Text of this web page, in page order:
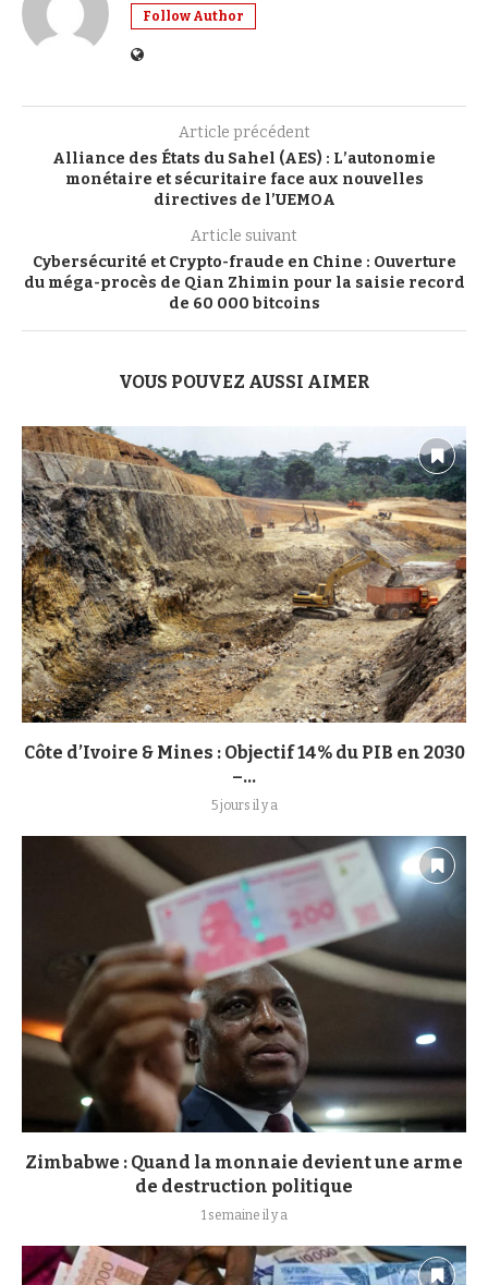
Follow Author
Article précédent
Alliance des États du Sahel (AES) : L’autonomie
monétaire et sécuritaire face aux nouvelles
directives de l’UEMOA
Article suivant
Cybersécurité et Crypto-fraude en Chine : Ouverture
du méga-procès de Qian Zhimin pour la saisie record
de 60 000 bitcoins
VOUS POUVEZ AUSSI AIMER
Côte d’Ivoire & Mines : Objectif 14% du PIB en 2030
–...
5 jours il y a
Zimbabwe : Quand la monnaie devient une arme
de destruction politique
1 semaine il y a